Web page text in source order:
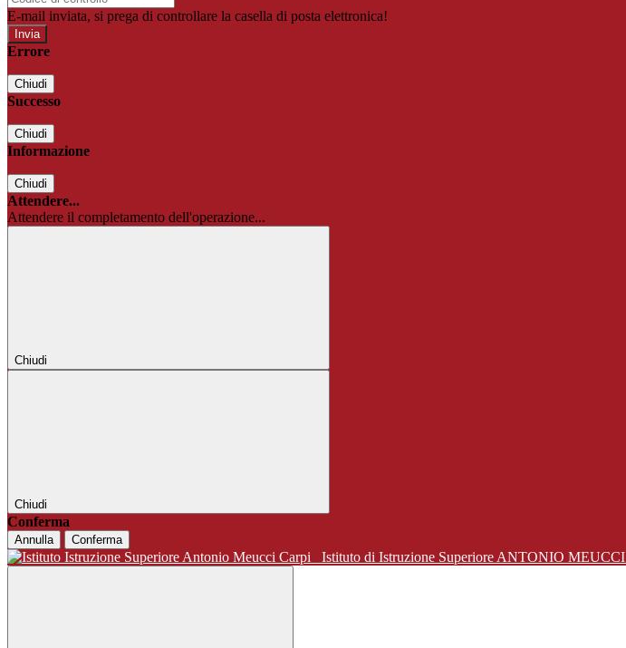
E-mail inviata, si prega di controllare la casella di posta elettronica!
Errore
Chiudi
Successo
Chiudi
Informazione
Chiudi
Attendere...
Attendere il completamento dell'operazione...
Chiudi
Chiudi
Conferma
Annulla Conferma
Istituto di Istruzione Superiore ANTONIO MEUCCI